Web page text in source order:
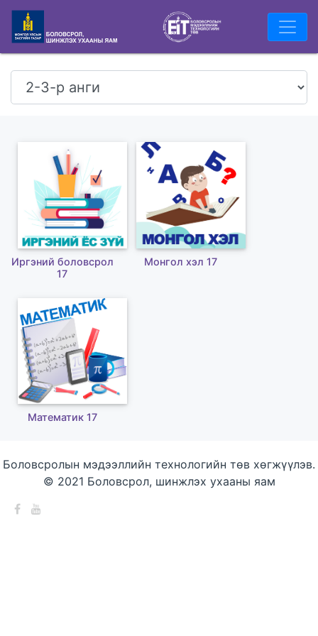
Иргэний боловсрол
17
Монгол хэл 17
Математик 17
Боловсролын мэдээллийн технологийн төв хөгжүүлэв.
© 2021 Боловсрол, шинжлэх ухааны яам